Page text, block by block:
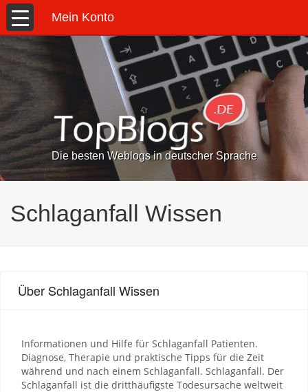
Mein Konto
Die besten Weblogs in deutscher Sprache
Schlaganfall Wissen
Über Schlaganfall Wissen
Informationen und Hilfe für Schlaganfall Patienten.
Diagnose, Therapie und praktische Tipps für die Zeit
während und nach einem Schlaganfall. Schlaganfall. Der
Schlaganfall ist die dritthäufigste Todesursache weltweit